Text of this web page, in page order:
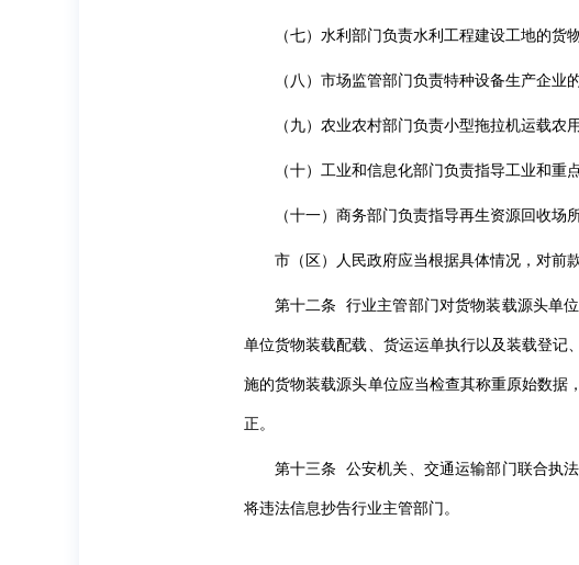
（七）水利部门负责水利工程建设工地的货
（八）市场监管部门负责特种设备生产企业
（九）农业农村部门负责小型拖拉机运载农
（十）工业和信息化部门负责指导工业和重
（十一）商务部门负责指导再生资源回收场
市（区）人民政府应当根据具体情况，对前
第十二条 行业主管部门对货物装载源头单
单位货物装载配载、货运运单执行以及装载登记
施的货物装载源头单位应当检查其称重原始数据
正。
第十三条 公安机关、交通运输部门联合执
将违法信息抄告行业主管部门。